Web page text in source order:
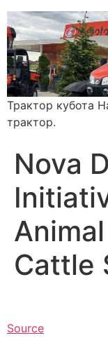
Трактор кубота
трактор.
Nova
Cattle
Source